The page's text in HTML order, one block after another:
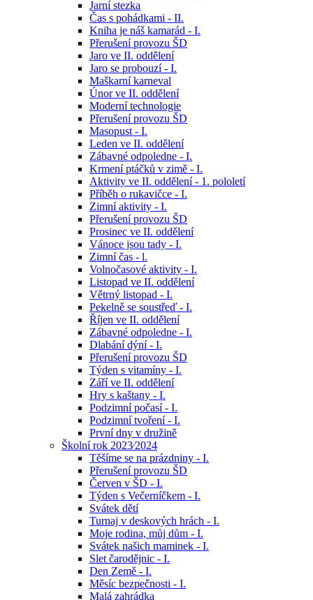
Jarní stezka
Čas s pohádkami - II.
Kniha je náš kamarád - I.
Přerušení provozu ŠD
Jaro ve II. oddělení
Jaro se probouzí - I.
Maškarní karneval
Únor ve II. oddělení
Moderní technologie
Přerušení provozu ŠD
Masopust - I.
Leden ve II. oddělení
Zábavné odpoledne - I.
Krmení ptáčků v zimě - I.
Aktivity ve II. oddělení - 1. pololetí
Příběh o rukavičce - I.
Zimní aktivity - I.
Přerušení provozu ŠD
Prosinec ve II. oddělení
Vánoce jsou tady - I.
Zimní čas - l.
Volnočasové aktivity - I.
Listopad ve II. oddělení
Větrný listopad - I.
Pekelně se soustřeď - I.
Říjen ve II. oddělení
Zábavné odpoledne - I.
Dlabání dýní - I.
Přerušení provozu ŠD
Týden s vitamíny - I.
Září ve II. oddělení
Hry s kaštany - I.
Podzimní počasí - I.
Podzimní tvoření - I.
První dny v družině
Školní rok 2023⁄2024
Těšíme se na prázdniny - I.
Přerušení provozu ŠD
Červen v ŠD - I.
Týden s Večerníčkem - I.
Svátek dětí
Turnaj v deskových hrách - I.
Moje rodina, můj dům - I.
Svátek našich maminek - I.
Slet čarodějnic - I.
Den Země - I.
Měsíc bezpečnosti - I.
Malá zahrádka